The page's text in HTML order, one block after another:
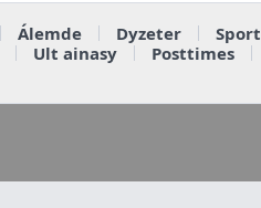
Álemde Dyzeter Sport
Ult ainasy Posttimes